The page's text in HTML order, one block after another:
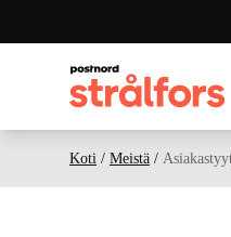
Koti / Meistä /